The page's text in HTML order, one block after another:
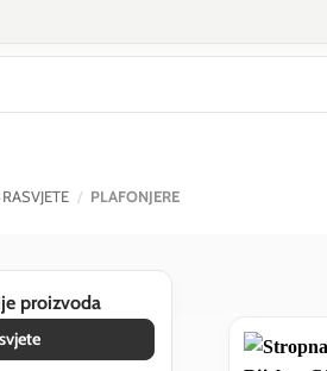
/ PLAFONJERE
proizvoda